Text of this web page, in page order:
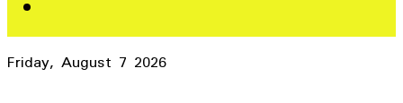
Friday, August 7 2026